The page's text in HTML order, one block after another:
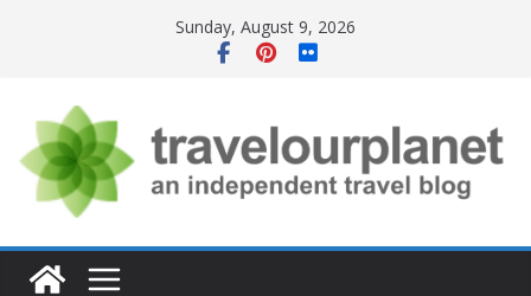
Sunday, August 9, 2026